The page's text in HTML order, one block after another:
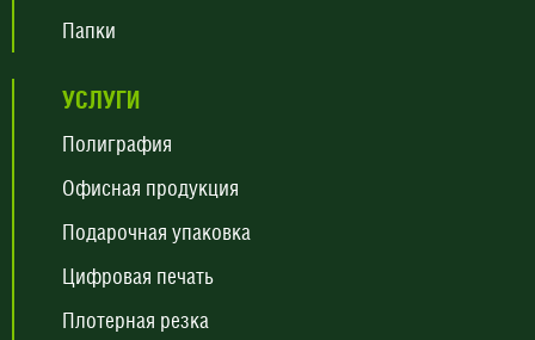
Папки
УСЛУГИ
Полиграфия
Офисная продукция
Подарочная упаковка
Цифровая печать
Плотерная резка